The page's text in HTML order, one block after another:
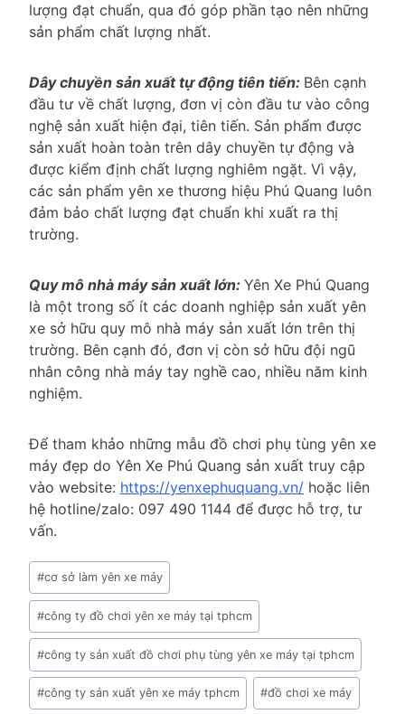
lượng đạt chuẩn, qua đó góp phần tạo nên những
sản phẩm chất lượng nhất.
Dây chuyền sản xuất tự động tiên tiến: Bên cạnh
đầu tư về chất lượng, đơn vị còn đầu tư vào công
nghệ sản xuất hiện đại, tiên tiến. Sản phẩm được
sản xuất hoàn toàn trên dây chuyền tự động và
được kiểm định chất lượng nghiêm ngặt. Vì vậy,
các sản phẩm yên xe thương hiệu Phú Quang luôn
đảm bảo chất lượng đạt chuẩn khi xuất ra thị
trường.
Quy mô nhà máy sản xuất lớn: Yên Xe Phú Quang
là một trong số ít các doanh nghiệp sản xuất yên
xe sở hữu quy mô nhà máy sản xuất lớn trên thị
trường. Bên cạnh đó, đơn vị còn sở hữu đội ngũ
nhân công nhà máy tay nghề cao, nhiều năm kinh
nghiệm.
Để tham khảo những mẫu đồ chơi phụ tùng yên xe
máy đẹp do Yên Xe Phú Quang sản xuất truy cập
vào website: https://yenxephuquang.vn/ hoặc liên
hệ hotline/zalo: 097 490 1144 để được hỗ trợ, tư
vấn.
Post
Tags:
#cơ sở làm yên xe máy
#công ty đồ chơi yên xe máy tại tphcm
#công ty sản xuất đồ chơi phụ tùng yên xe máy tại tphcm
#công ty sản xuất yên xe máy tphcm #đồ chơi xe máy